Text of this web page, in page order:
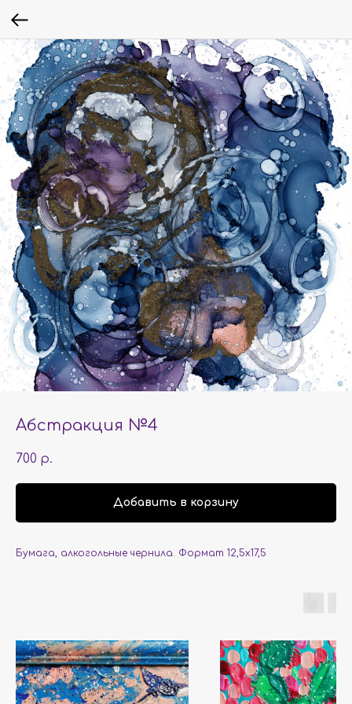
Абстракция №4
700 р.
Добавить в корзину
Бумага, алкогольные чернила. Формат 12,5х17,5